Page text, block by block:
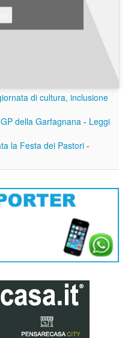
di cultura, inclusione
della Garfagnana - Leggi
la Festa dei Pastori -